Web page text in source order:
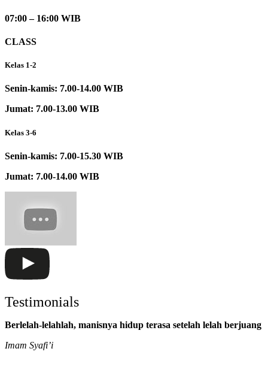
07:00 – 16:00 WIB
CLASS
Kelas 1-2
Senin-kamis: 7.00-14.00 WIB
Jumat: 7.00-13.00 WIB
Kelas 3-6
Senin-kamis: 7.00-15.30 WIB
Jumat: 7.00-14.00 WIB
Testimonials
Berlelah-lelahlah, manisnya hidup terasa setelah lelah berjuang
Imam Syafi’i